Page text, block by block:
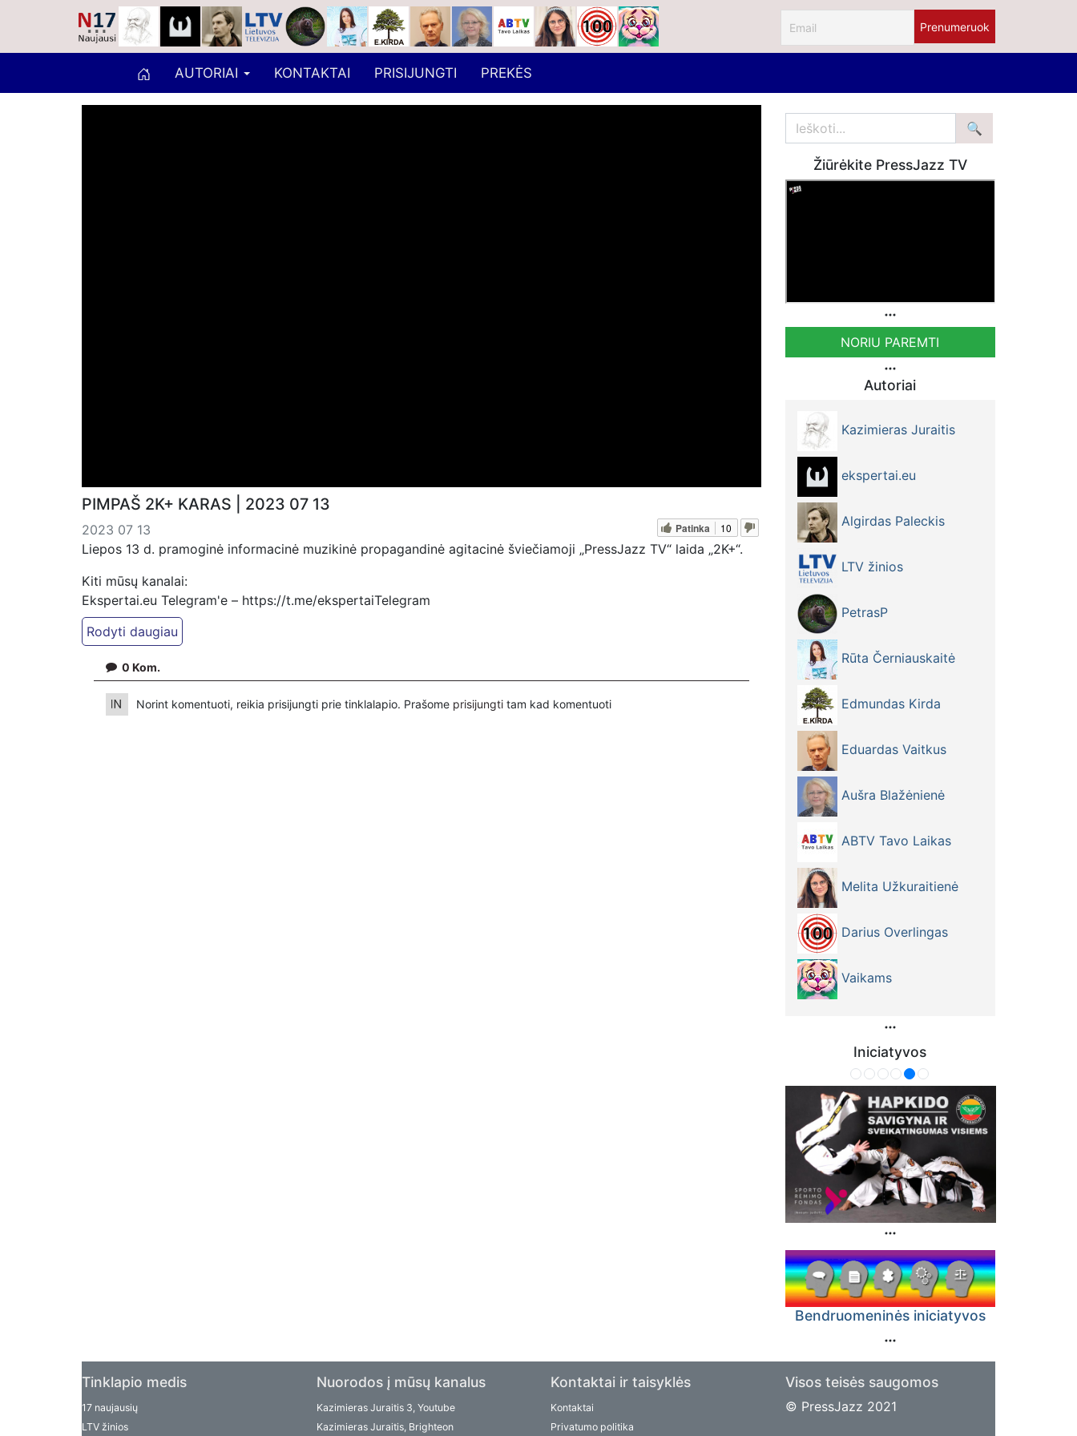
AUTORIAI KONTAKTAI PRISIJUNGTI PREKĖS
PIMPAŠ 2K+ KARAS | 2023 07 13
2023 07 13 Patinka 10
Liepos 13 d. pramoginė informacinė muzikinė propagandinė agitacinė šviečiamoji „PressJazz TV“ laida „2K+“.
Kiti mūsų kanalai:
Ekspertai.eu Telegram'e – https://t.me/ekspertaiTelegram
PressJazz TV Telegram: https://t.me/pressjazztv
Dailymotion: https://www.dailymotion.com/ekspertai
https://www.pressjazz.tv
https://www.ekspertai.eu
0 Kom.
Norint komentuoti, reikia prisijungti prie tinklalapio. Prašome prisijungti tam kad komentuoti
Žiūrėkite PressJazz TV
NORIU PAREMTI
Autoriai
Kazimieras Juraitis
ekspertai.eu
Algirdas Paleckis
LTV žinios
PetrasP
Rūta Černiauskaitė
Edmundas Kirda
Eduardas Vaitkus
Aušra Blažėnienė
ABTV Tavo Laikas
Melita Užkuraitienė
Darius Overlingas
Vaikams
Iniciatyvos
Bendruomeninės iniciatyvos
Tinklapio medis
17 naujausių
LTV žinios
Nuorodos į mūsų kanalus
Kazimieras Juraitis 3, Youtube
Kazimieras Juraitis, Brighteon
Kontaktai ir taisyklės
Kontaktai
Privatumo politika
Visos teisės saugomos
© PressJazz 2021